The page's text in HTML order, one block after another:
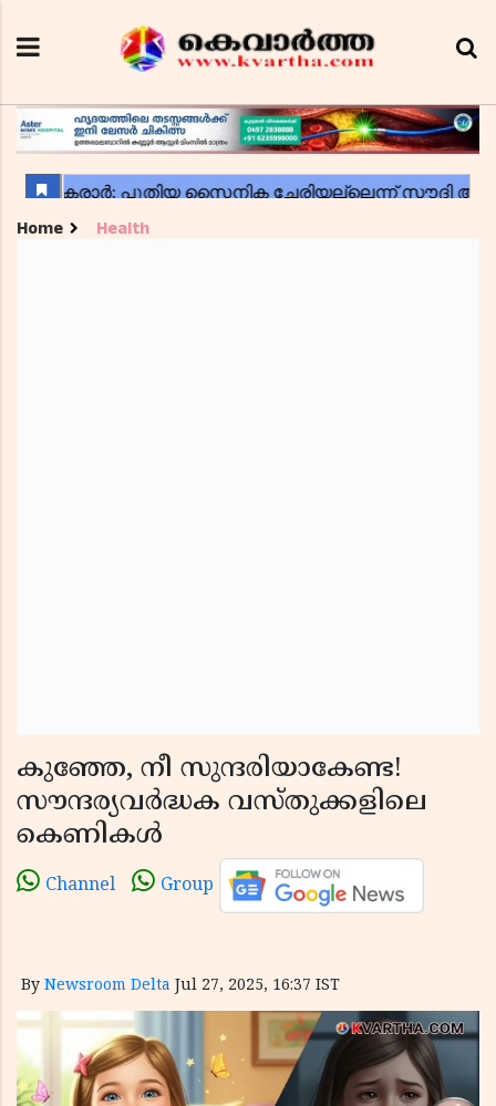
Home Health
കുഞ്ഞേ, നീ സുന്ദരിയാകേണ്ട!
സൗന്ദര്യവർദ്ധക വസ്തുക്കളിലെ
കെണികൾ
Channel Group
By Newsroom Delta Jul 27, 2025, 16:37 IST